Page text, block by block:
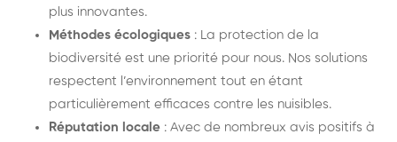
plus innovantes.
Méthodes écologiques : La protection de la
biodiversité est une priorité pour nous. Nos solutions
respectent l’environnement tout en étant
particulièrement efficaces contre les nuisibles.
Réputation locale : Avec de nombreux avis positifs à